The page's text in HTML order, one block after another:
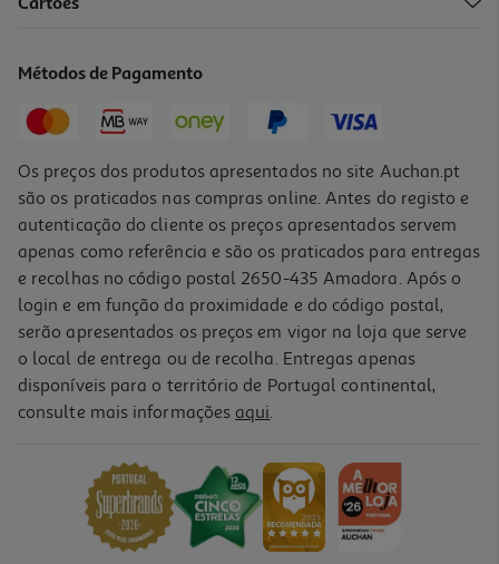
19,90 € PVP de editor
-10%
Livro Mais Além De Gonçalo Cadilhe
PVP de editor
15,93 €
Cartões
Métodos de Pagamento
Os preços dos produtos apresentados no site Auchan.pt
são os praticados nas compras online. Antes do registo e
autenticação do cliente os preços apresentados servem
apenas como referência e são os praticados para entregas
e recolhas no código postal 2650-435 Amadora. Após o
login e em função da proximidade e do código postal,
serão apresentados os preços em vigor na loja que serve
o local de entrega ou de recolha. Entregas apenas
disponíveis para o território de Portugal continental,
consulte mais informações aqui.